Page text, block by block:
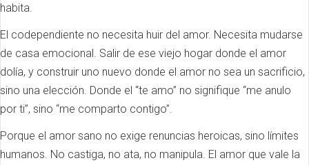
habita.
El codependiente no necesita huir del amor. Necesita mudarse
de casa emocional. Salir de ese viejo hogar donde el amor
dolía, y construir uno nuevo donde el amor no sea un sacrificio,
sino una elección. Donde el “te amo” no signifique “me anulo
por ti”, sino “me comparto contigo”.
Porque el amor sano no exige renuncias heroicas, sino límites
humanos. No castiga, no ata, no manipula. El amor que vale la